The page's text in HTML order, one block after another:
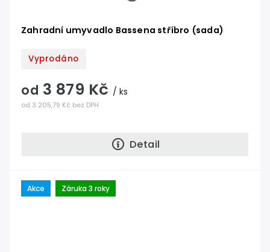
Zahradní umyvadlo Bassena stříbro (sada)
Vyprodáno
od 3 205,79 Kč bez DPH
od 3 879 Kč / ks
Detail
Akce Záruka 3 roky